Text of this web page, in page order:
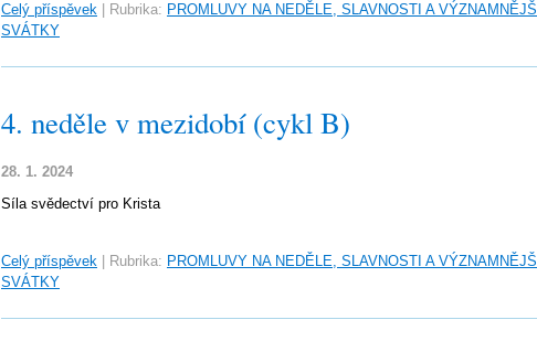
Celý příspěvek Rubrika: PROMLUVY NA NEDĚLE, SLAVNOSTI A VÝZNAMNĚJŠÍ
SVÁTKY
4. neděle v mezidobí (cykl B)
28. 1. 2024
Síla svědectví pro Krista
Celý příspěvek Rubrika: PROMLUVY NA NEDĚLE, SLAVNOSTI A VÝZNAMNĚJŠÍ
SVÁTKY